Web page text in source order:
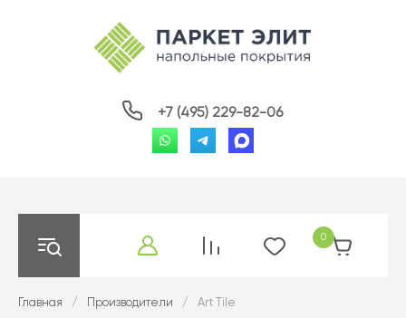
+7 (495) 229-82-06
0
Главная / Производители / Art Tile